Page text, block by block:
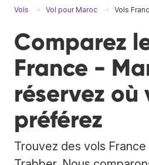
Vols Vol pour Maroc Vols
Comparez
France -
réservez où
préférez
Trouvez des vols